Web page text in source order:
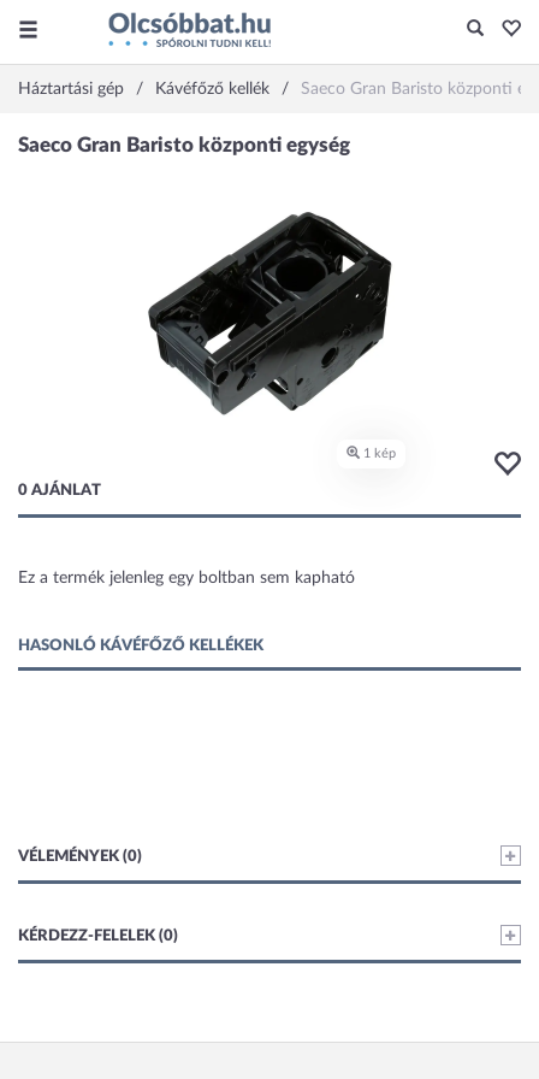
Háztartási gép Kávéfőző kellék Saeco Gran Baristo központi
0 AJÁNLAT
Ez a termék jelenleg egy boltban sem kapható
HASONLÓ KÁVÉFŐZŐ KELLÉKEK
VÉLEMÉNYEK (0)
KÉRDEZZ-FELELEK (0)